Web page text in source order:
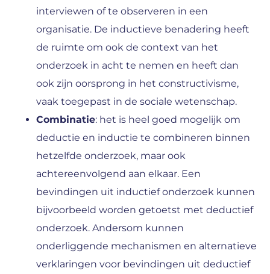
interviewen of te observeren in een
organisatie. De inductieve benadering heeft
de ruimte om ook de context van het
onderzoek in acht te nemen en heeft dan
ook zijn oorsprong in het constructivisme,
vaak toegepast in de sociale wetenschap.
Combinatie: het is heel goed mogelijk om
deductie en inductie te combineren binnen
hetzelfde onderzoek, maar ook
achtereenvolgend aan elkaar. Een
bevindingen uit inductief onderzoek kunnen
bijvoorbeeld worden getoetst met deductief
onderzoek. Andersom kunnen
onderliggende mechanismen en alternatieve
verklaringen voor bevindingen uit deductief